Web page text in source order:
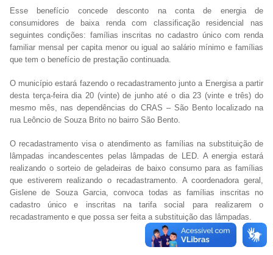
Esse benefício concede desconto na conta de energia de
consumidores de baixa renda com classificação residencial nas
seguintes condições: famílias inscritas no cadastro único com renda
familiar mensal per capita menor ou igual ao salário mínimo e famílias
que tem o benefício de prestação continuada.
O município estará fazendo o recadastramento junto a Energisa a partir
desta terça-feira dia 20 (vinte) de junho até o dia 23 (vinte e três) do
mesmo mês, nas dependências do CRAS – São Bento localizado na
rua Leôncio de Souza Brito no bairro São Bento.
O recadastramento visa o atendimento as famílias na substituição de
lâmpadas incandescentes pelas lâmpadas de LED. A energia estará
realizando o sorteio de geladeiras de baixo consumo para as famílias
que estiverem realizando o recadastramento. A coordenadora geral,
Gislene de Souza Garcia, convoca todas as famílias inscritas no
cadastro único e inscritas na tarifa social para realizarem o
recadastramento e que possa ser feita a substituição das lâmpadas.